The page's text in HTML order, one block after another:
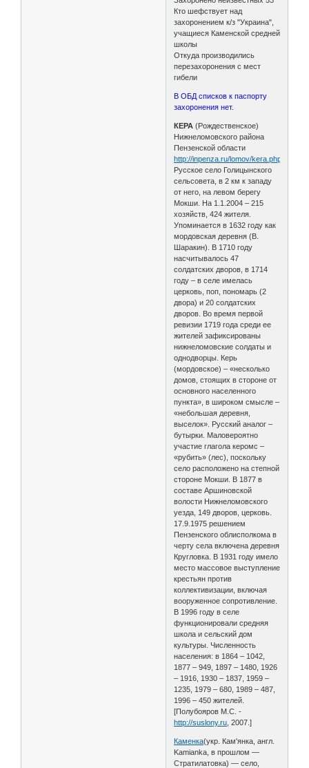
Кто шефствует над
захоронением к/з "Украина",
учащиеся Каменской средней
школы
Откуда производились
перезахоронения с мест
гибели
В ОБД списков к паспорту
захоронения нет.
КЕРА(Рождественское)
Нижнеломовского района
Пензенской области
http://inpenza.ru/lomov/kera.php
Русское село Голицынского
сельсовета, в 2 км к западу
от него, на левом берегу
Мокши. На 1.1.2004 – 215
хозяйств, 424 жителя.
Упоминается в 1632 году как
мордовская деревня (В.
Шаракин). В 1710 году
насчитывалось 47
солдатских дворов, в 1714
году – в селе имелась
церковь, поп, пономарь (2
двора) и 20 солдатских
дворов. Во время первой
ревизии 1719 года среди ее
жителей зафиксированы
нижнеломовские солдаты и
однодворцы. Керь
(мордовское) – «несколько
домов, стоящих в стороне от
основного населенного
пункта», в широком смысле –
«небольшая деревня,
выселок». Русский аналог –
бутырки. Маловероятно
участие глагола керомс –
«рубить» (лес), поскольку
село расположено на степной
стороне Мокши. В 1877 в
составе Аршиновской
волости Нижнеломовского
уезда, 149 дворов, церковь.
17.9.1975 решением
Пензенского облисполкома в
черту села включена деревня
Кругловка. В 1931 году имело
место массовое выступление
крестьян против
коллективизации, включая
вооруженное сопротивление.
В 1996 году в селе
функционировали средняя
школа и сельский дом
культуры. Численность
населения: в 1864 – 1042,
1877 – 949, 1897 – 1480, 1926
– 1916, 1930 – 1837, 1959 –
1235, 1979 – 680, 1989 – 487,
1996 – 450 жителей.
[Полубояров М.С. -
http://suslony.ru , 2007.]
Каменка(укр. Кам'янка, англ.
Kamianka, в прошлом —
Стратилатовка) — село,